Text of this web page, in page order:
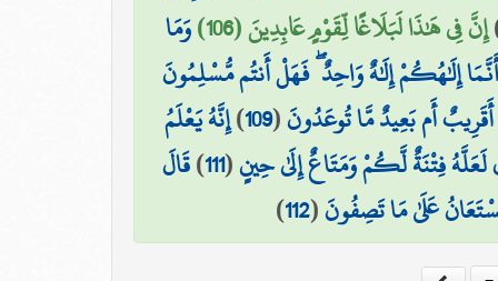
إِنَّ فِي هَٰذَا لَبَلَاغًا لِّقَوْمٍ عَابِدِينَ (106)
وَمَا
إِلَٰهُكُمْ إِلَٰهٌ وَاحِدٌ ۖ فَهَلْ أَنتُم مُّسْلِمُونَ
أَم بَعِيدٌ مَّا تُوعَدُونَ(
109
)إِنَّهُ يَعْلَمُ
فِتْنَةٌ لَّكُمْ وَمَتَاعٌ إِلَىٰ حِينٍ(
111
)قَالَ
عَلَىٰ مَا تَصِفُونَ(
112
)